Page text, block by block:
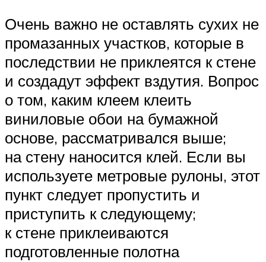
Очень важно не оставлять сухих не
промазанных участков, которые в
последствии не приклеятся к стене
и создадут эффект вздутия. Вопрос
о том, каким клеем клеить
виниловые обои на бумажной
основе, рассматривался выше;
на стену наносится клей. Если вы
используете метровые рулоны, этот
пункт следует пропустить и
приступить к следующему;
к стене приклеиваются
подготовленные полотна